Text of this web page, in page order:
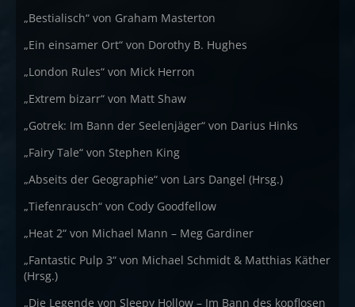
„Bestialisch“ von Graham Masterton
„Ein einsamer Ort“ von Dorothy B. Hughes
„London Rules“ von Mick Herron
„Extrem bizarr“ von Matt Shaw
„Gotrek: Im Bann der Seelenjäger“ von Darius Hinks
„Fairy Tale“ von Stephen King
„Abseits der Geographie“ von Lars Dangel (Hrsg.)
„Tiefenrausch“ von Cody Goodfellow
„Heat 2“ von Michael Mann – Meg Gardiner
„Fantastic Pulp 3“ von Michael Schmidt & Matthias Käther
(Hrsg.)
„Die Legende von Sleepy Hollow – Im Bann des kopflosen